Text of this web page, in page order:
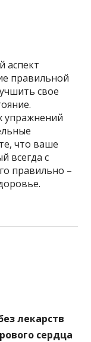
аспект
правильной
свое
упражнений
что ваше
всегда с
правильно –
лекарств
сердца